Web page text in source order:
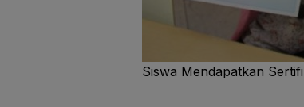
Siswa Mendapatkan